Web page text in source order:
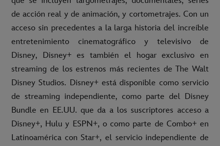
de acción real y de animación, y cortometrajes. Con un
acceso sin precedentes a la larga historia del increíble
entretenimiento cinematográfico y televisivo de
Disney, Disney+ es también el hogar exclusivo en
streaming de los estrenos más recientes de The Walt
Disney Studios. Disney+ está disponible como servicio
de streaming independiente, como parte del Disney
Bundle en EE.UU. que da a los suscriptores acceso a
Disney+, Hulu y ESPN+, o como parte de Combo+ en
Latinoamérica con Star+, el servicio independiente de